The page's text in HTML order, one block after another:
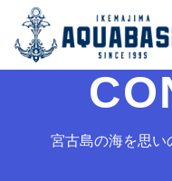
予約受付期間外です。
宮古島の海を思い